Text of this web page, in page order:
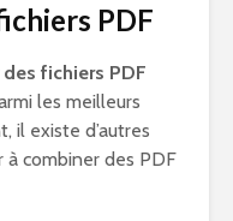
PDF
fichiers PDF
les meilleurs
il existe d’autres
à combiner des PDF